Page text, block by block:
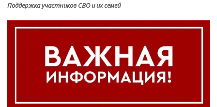
Поддержка участников СВО и их семей